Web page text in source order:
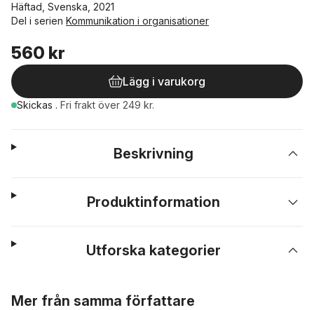
Häftad, Svenska, 2021
Del i serien Kommunikation i organisationer
560 kr
Lägg i varukorg
Skickas . Fri frakt över 249 kr.
Beskrivning
Produktinformation
Utforska kategorier
Mer från samma författare